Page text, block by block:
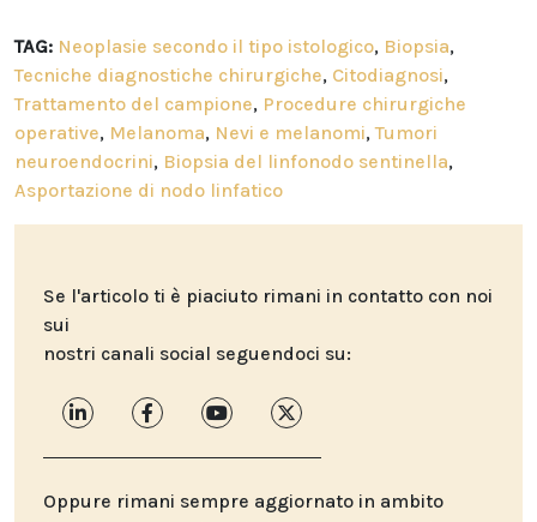
TAG: Neoplasie secondo il tipo istologico, Biopsia,
Tecniche diagnostiche chirurgiche, Citodiagnosi,
Trattamento del campione, Procedure chirurgiche
operative, Melanoma, Nevi e melanomi,Tumori
neuroendocrini, Biopsia del linfonodo sentinella,
Asportazione di nodo linfatico
Se l'articolo ti è piaciuto rimani in contatto con noi
sui
nostri canali social seguendoci su:
Oppure rimani sempre aggiornato in ambito